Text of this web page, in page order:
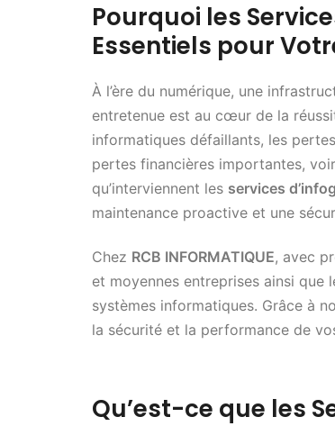
Pourquoi les
Essentiels pour
À l’ère du numérique, une
entretenue est au cœur de la
informatiques défaillants, les
pertes financières importantes,
qu’interviennent les services
maintenance proactive et une
Chez RCB INFORMATIQUE, avec
et moyennes entreprises ainsi que
systèmes informatiques. Grâce à
la sécurité et la performance de
Qu’est-ce que les